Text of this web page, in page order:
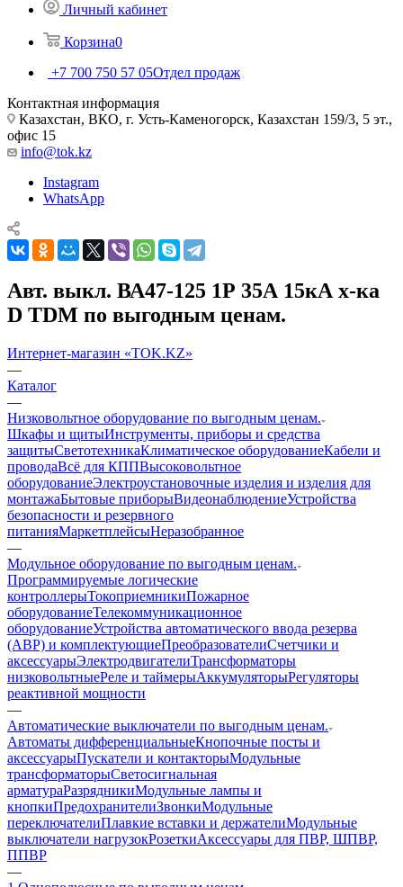
Личный кабинет
Корзина0
+7 700 750 57 05Отдел продаж
Контактная информация
Казахстан, ВКО, г. Усть-Каменогорск, Казахстан 159/3, 5 эт.,
офис 15
info@tok.kz
Instagram
WhatsApp
Авт. выкл. ВА47-125 1Р 35А 15кА х-ка
D TDM по выгодным ценам.
Интернет-магазин «TOK.KZ»
—
Каталог
—
Низковольтное оборудование по выгодным ценам.
Шкафы и щитыИнструменты, приборы и средства
защитыСветотехникаКлиматическое оборудованиеКабели и
проводаВсё для КППВысоковольтное
оборудованиеЭлектроустановочные изделия и изделия для
монтажаБытовые приборыВидеонаблюдениеУстройства
безопасности и резервного
питанияМаркетплейсыНеразобранное
—
Модульное оборудование по выгодным ценам.
Программируемые логические
контроллерыТокоприемникиПожарное
оборудованиеТелекоммуникационное
оборудованиеУстройства автоматического ввода резерва
(АВР) и комплектующиеПреобразователиСчетчики и
аксессуарыЭлектродвигателиТрансформаторы
низковольтныеРеле и таймерыАккумуляторыРегуляторы
реактивной мощности
—
Автоматические выключатели по выгодным ценам.
Автоматы дифференциальныеКнопочные посты и
аксессуарыПускатели и контакторыМодульные
трансформаторыСветосигнальная
арматураРазрядникиМодульные лампы и
кнопкиПредохранителиЗвонкиМодульные
переключателиПлавкие вставки и держателиМодульные
выключатели нагрузокРозеткиАксессуары для ПВР, ШПВР,
ППВР
—